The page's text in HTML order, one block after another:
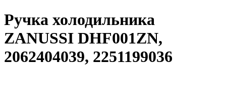
Ручка холодильника
ZANUSSI DHF001ZN,
2062404039, 2251199036